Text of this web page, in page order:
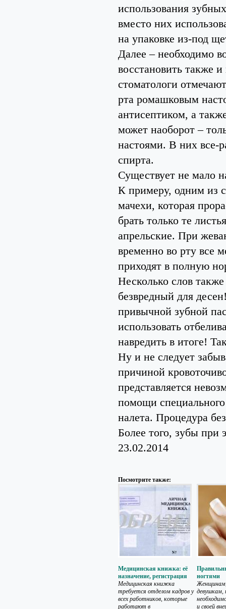
использования
вместо них
на упаковке из-под
Далее – необходимо
восстановить также
стоматологи
рта ромашковым
антисептиком, а
может наоборот –
настоями. В них все-
спирта.
Существует не мало
К примеру, одним из
мачехи, которая
брать только те
апрельские. При
временно во рту все
приходят в полную
Несколько слов
безвредный для
привычной зубной
использовать
навредить в итоге!
Ну и не следует
причиной
представляется
помощи специального
налета. Процедура
Более того, зубы при
23.02.2014
Посмотрите также:
Медицинская книжка: её
назначение, регистрация
Медицинская книжка
требуется отделом кадров у
всех работников, которые
работают в
ногтями
Женщинам,
девушкам,
и своей